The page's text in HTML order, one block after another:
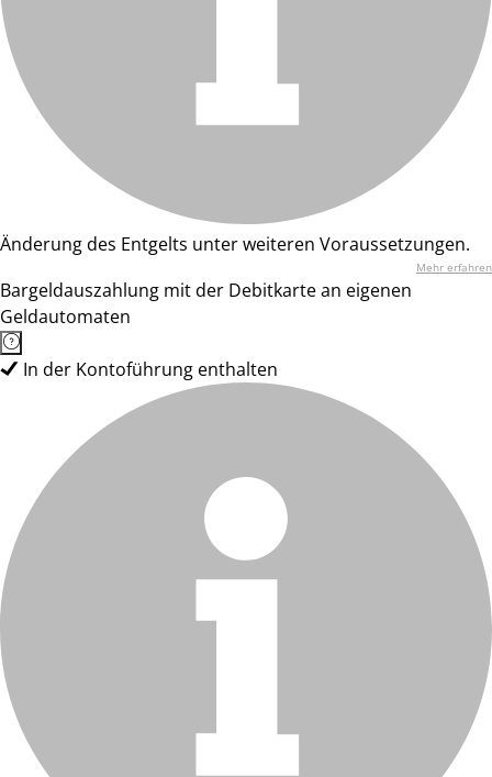
Änderung des Entgelts unter weiteren Voraussetzungen.
Mehr erfahren
Bargeldauszahlung mit der Debitkarte an eigenen
Geldautomaten
In der Kontoführung enthalten